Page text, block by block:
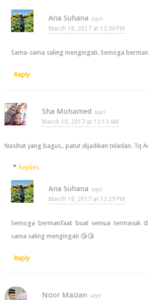
Ana Suhana
March 18, 2017 at 12:30 PM
Sama-sama saling mengingati. Semoga
Reply
Sha Mohamed
March 18, 2017 at 12:13 AM
Nasihat yang bagus.. patut dijadikan teladan. Tq
Replies
Ana Suhana
March 18, 2017 at 12:29 PM
Semoga bermanfaat buat semua termasuk
sama saling mengingati 😘😘
Reply
Noor Maizan